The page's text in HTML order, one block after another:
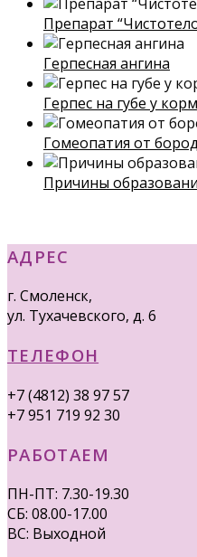
Препарат
Герпесная ангина
Герпес на губе у
Гомеопатия от
Причины
АДРЕС
г. Смоленск,
ул. Тухачевского, д. 6
ТЕЛЕФОН
+7 (4812) 38 97 57
+7 951 719 92 30
РАБОТАЕМ
ПН-ПТ: 7.30-19.30
СБ: 08.00-17.00
ВС: Выходной